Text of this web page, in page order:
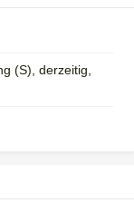
(S)​, derzeitig,